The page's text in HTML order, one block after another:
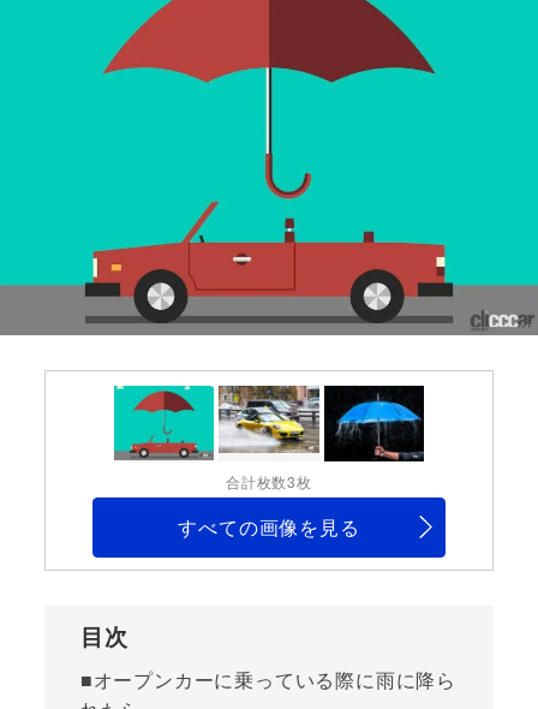
合計枚数3枚
すべての画像を見る
目次
■オープンカーに乗っている際に雨に降ら